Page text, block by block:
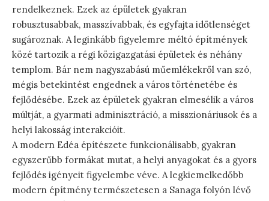
rendelkeznek. Ezek az épületek gyakran
robusztusabbak, masszívabbak, és egyfajta időtlenséget
sugároznak. A leginkább figyelemre méltó építmények
közé tartozik a régi közigazgatási épületek és néhány
templom. Bár nem nagyszabású műemlékekről van szó,
mégis betekintést engednek a város történetébe és
fejlődésébe. Ezek az épületek gyakran elmesélik a város
múltját, a gyarmati adminisztráció, a misszionáriusok és a
helyi lakosság interakcióit.
A modern Edéa építészete funkcionálisabb, gyakran
egyszerűbb formákat mutat, a helyi anyagokat és a gyors
fejlődés igényeit figyelembe véve. A legkiemelkedőbb
modern építmény természetesen a Sanaga folyón lévő